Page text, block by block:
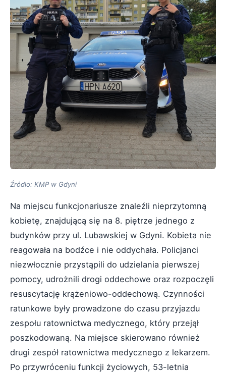
Źródło: KMP w Gdyni
Na miejscu funkcjonariusze znaleźli nieprzytomną
kobietę, znajdującą się na 8. piętrze jednego z
budynków przy ul. Lubawskiej w Gdyni. Kobieta nie
reagowała na bodźce i nie oddychała. Policjanci
niezwłocznie przystąpili do udzielania pierwszej
pomocy, udrożnili drogi oddechowe oraz rozpoczęli
resuscytację krążeniowo-oddechową. Czynności
ratunkowe były prowadzone do czasu przyjazdu
zespołu ratownictwa medycznego, który przejął
poszkodowaną. Na miejsce skierowano również
drugi zespół ratownictwa medycznego z lekarzem.
Po przywróceniu funkcji życiowych, 53-letnia